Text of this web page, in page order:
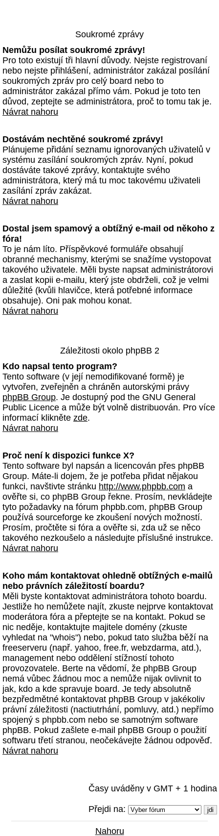
Soukromé zprávy
Nemůžu posílat soukromé zprávy!
Pro toto existují tři hlavní důvody. Nejste registrovaní
nebo nejste přihlášení, administrátor zakázal posílání
soukromých zpráv pro celý board nebo to
administrátor zakázal přímo vám. Pokud je toto ten
důvod, zeptejte se administrátora, proč to tomu tak je.
Návrat nahoru
Dostávám nechtěné soukromé zprávy!
Plánujeme přidání seznamu ignorovaných uživatelů v
systému zasílání soukromých zpráv. Nyní, pokud
dostáváte takové zprávy, kontaktujte svého
administrátora, který má tu moc takovému uživateli
zasílání zpráv zakázat.
Návrat nahoru
Dostal jsem spamový a obtížný e-mail od někoho z
fóra!
To je nám líto. Příspěvkové formuláře obsahují
obranné mechanismy, kterými se snažíme vystopovat
takového uživatele. Měli byste napsat administrátorovi
a zaslat kopii e-mailu, který jste obdrželi, což je velmi
důležité (kvůli hlavičce, která potřebné informace
obsahuje). Oni pak mohou konat.
Návrat nahoru
Záležitosti okolo phpBB 2
Kdo napsal tento program?
Tento software (v její nemodifikované formě) je
vytvořen, zveřejněn a chráněn autorskými právy
phpBB Group. Je dostupný pod the GNU General
Public Licence a může být volně distribuován. Pro více
informací klikněte zde.
Návrat nahoru
Proč není k dispozici funkce X?
Tento software byl napsán a licencován přes phpBB
Group. Máte-li dojem, že je potřeba přidat nějakou
funkci, navštivte stránku http://www.phpbb.com a
ověřte si, co phpBB Group řekne. Prosím, nevkládejte
tyto požadavky na fórum phpbb.com, phpBB Group
používá sourceforge ke zkoušení nových možností.
Prosím, pročtěte si fóra a ověřte si, zda už se něco
takového nezkoušelo a následujte příslušné instrukce.
Návrat nahoru
Koho mám kontaktovat ohledně obtížných e-mailů
nebo právních záležitostí boardu?
Měli byste kontaktovat administrátora tohoto boardu.
Jestliže ho nemůžete najít, zkuste nejprve kontaktovat
moderátora fóra a přeptejte se na kontakt. Pokud se
nic neděje, kontaktujte majitele domény (zkuste
vyhledat na "whois") nebo, pokud tato služba běží na
freeserveru (např. yahoo, free.fr, webzdarma, atd.),
management nebo oddělení stížností tohoto
provozovatele. Berte na vědomí, že phpBB Group
nemá vůbec žádnou moc a nemůže nijak ovlivnit to
jak, kdo a kde spravuje board. Je tedy absolutně
bezpředmětné kontaktovat phpBB Group v jakékoliv
právní záležitosti (nactiutrhání, pomluvy, atd.) nepřímo
spojený s phpbb.com nebo se samotným software
phpBB. Pokud zašlete e-mail phpBB Group o použití
softwaru třetí stranou, neočekávejte žádnou odpověď.
Návrat nahoru
Časy uváděny v GMT + 1 hodina
Přejdi na:
Nahoru